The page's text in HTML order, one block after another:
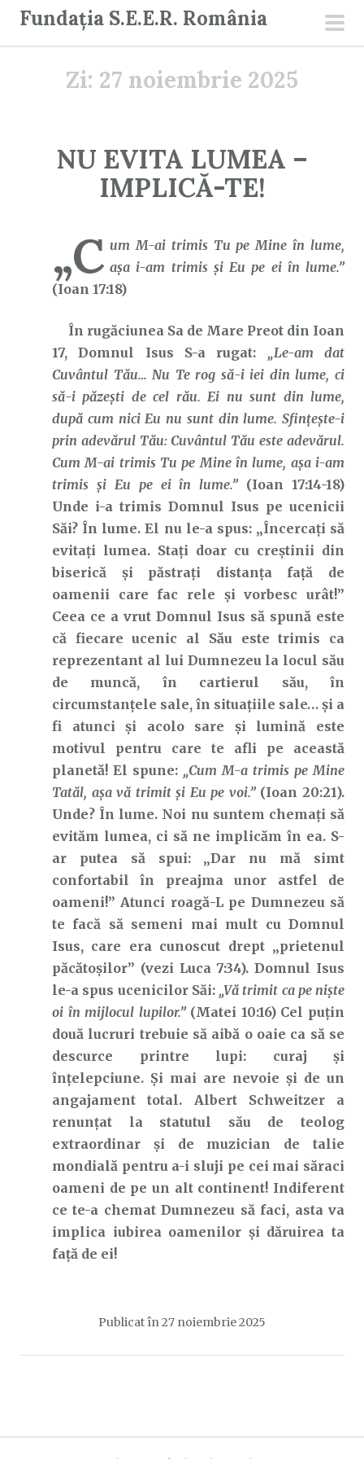
Fundația S.E.E.R. România
Zi: 27 noiembrie 2025
NU EVITA LUMEA –
IMPLICĂ-TE!
„C um M-ai trimis Tu pe Mine în lume,
aşa i-am trimis şi Eu pe ei în lume.”
(Ioan 17:18)
În rugăciunea Sa de Mare Preot din Ioan
17, Domnul Isus S-a rugat: „Le-am dat
Cuvântul Tău… Nu Te rog să-i iei din lume, ci
să-i păzeşti de cel rău. Ei nu sunt din lume,
după cum nici Eu nu sunt din lume. Sfinţeşte-i
prin adevărul Tău: Cuvântul Tău este adevărul.
Cum M-ai trimis Tu pe Mine în lume, aşa i-am
trimis şi Eu pe ei în lume.” (Ioan 17:14-18)
Unde i-a trimis Domnul Isus pe ucenicii
Săi? În lume. El nu le-a spus: „Încercați să
evitați lumea. Stați doar cu creștinii din
biserică și păstrați distanța față de
oamenii care fac rele și vorbesc urât!”
Ceea ce a vrut Domnul Isus să spună este
că fiecare ucenic al Său este trimis ca
reprezentant al lui Dumnezeu la locul său
de muncă, în cartierul său, în
circumstanțele sale, în situațiile sale… și a
fi atunci și acolo sare și lumină este
motivul pentru care te afli pe această
planetă! El spune: „Cum M-a trimis pe Mine
Tatăl, aşa vă trimit şi Eu pe voi.”(Ioan 20:21).
Unde? În lume. Noi nu suntem chemați să
evităm lumea, ci să ne implicăm în ea. S-
ar putea să spui: „Dar nu mă simt
confortabil în preajma unor astfel de
oameni!” Atunci roagă-L pe Dumnezeu să
te facă să semeni mai mult cu Domnul
Isus, care era cunoscut drept „prietenul
păcătoșilor” (vezi Luca 7:34). Domnul Isus
le-a spus ucenicilor Săi: „Vă trimit ca pe nişte
oi în mijlocul lupilor.”(Matei 10:16) Cel puțin
două lucruri trebuie să aibă o oaie ca să se
descurce printre lupi: curaj și
înțelepciune. Și mai are nevoie și de un
angajament total. Albert Schweitzer a
renunțat la statutul său de teolog
extraordinar și de muzician de talie
mondială pentru a-i sluji pe cei mai săraci
oameni de pe un alt continent! Indiferent
ce te-a chemat Dumnezeu să faci, asta va
implica iubirea oamenilor și dăruirea ta
față de ei!
Publicat în 27 noiembrie 2025